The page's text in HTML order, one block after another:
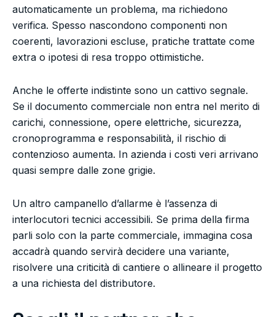
automaticamente un problema, ma richiedono
verifica. Spesso nascondono componenti non
coerenti, lavorazioni escluse, pratiche trattate come
extra o ipotesi di resa troppo ottimistiche.
Anche le offerte indistinte sono un cattivo segnale.
Se il documento commerciale non entra nel merito di
carichi, connessione, opere elettriche, sicurezza,
cronoprogramma e responsabilità, il rischio di
contenzioso aumenta. In azienda i costi veri arrivano
quasi sempre dalle zone grigie.
Un altro campanello d’allarme è l’assenza di
interlocutori tecnici accessibili. Se prima della firma
parli solo con la parte commerciale, immagina cosa
accadrà quando servirà decidere una variante,
risolvere una criticità di cantiere o allineare il progetto
a una richiesta del distributore.